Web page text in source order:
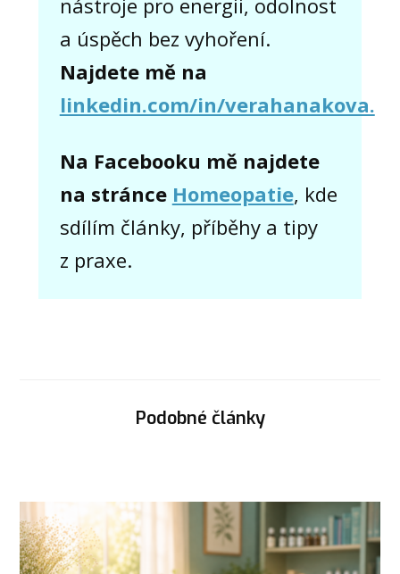
a úspěch bez vyhoření.
Najdete mě na
linkedin.com/in/verahanakova.
Na Facebooku mě najdete
na stránce Homeopatie, kde
sdílím články, příběhy a tipy
z praxe.
Podobné články